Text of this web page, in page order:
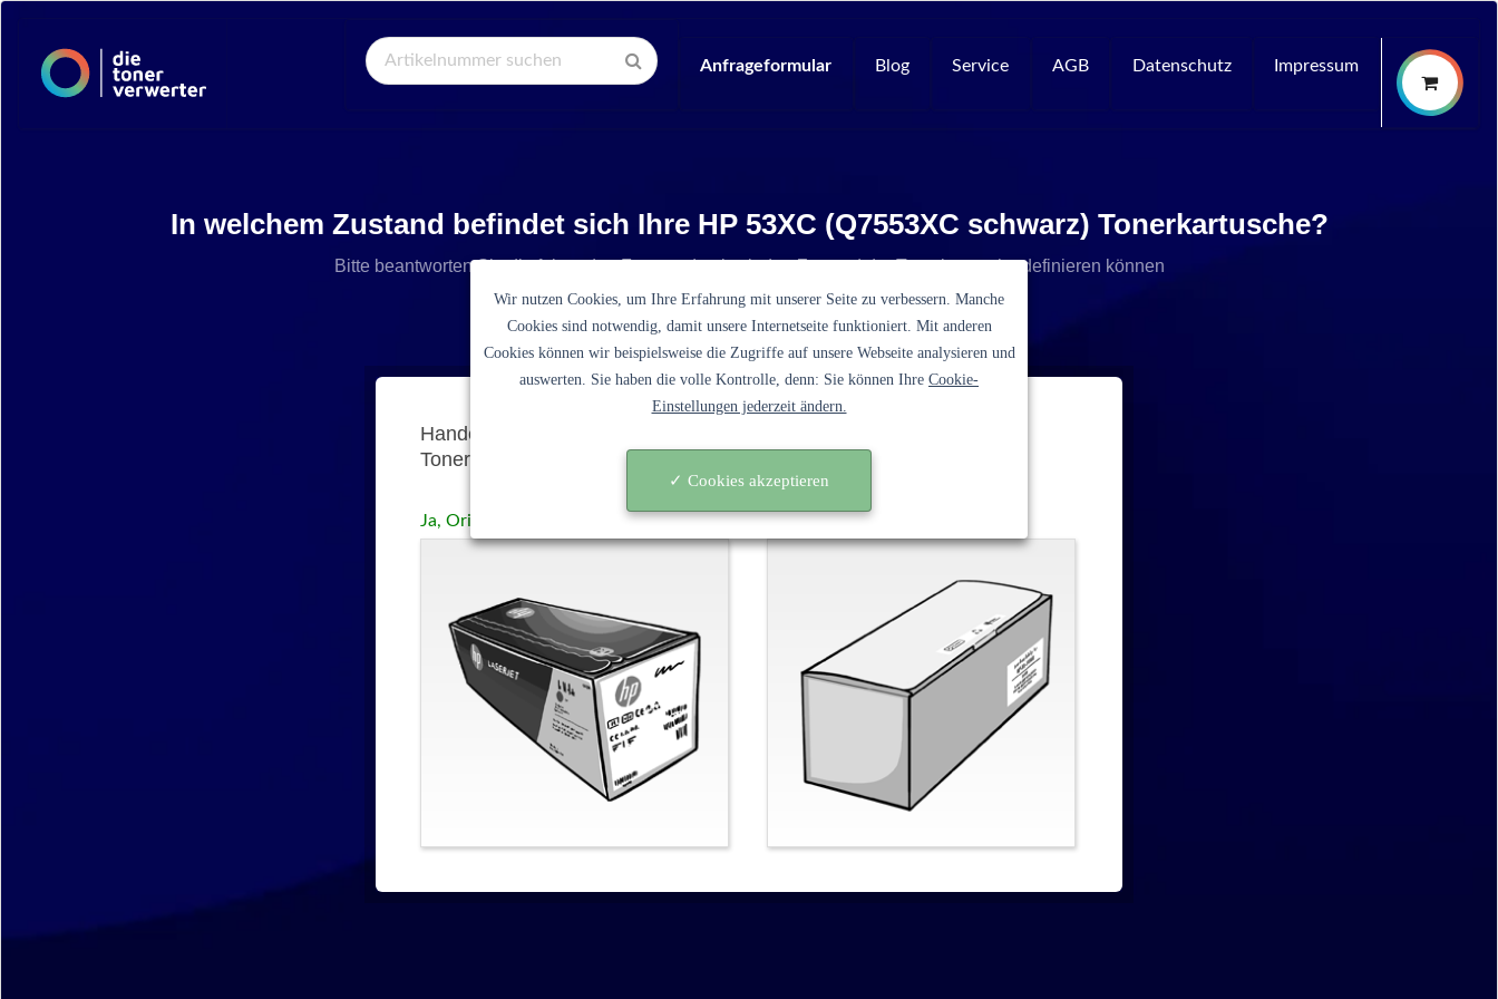
Global Search
Anfrageformular
Blog Service AGB Datenschutz Impressum
In welchem Zustand befindet sich Ihre HP 53XC (Q7553XC schwarz) Tonerkartusche?
Bitte beantworten Sie die folgenden Fragen, damit wir den Zustand der Tonerkartusche definieren können
Handelt es sich bei der 53XC (Q7553XC schwarz) um eine originale
Tonerkartusche des Druckerherstellers HP?
Ja, Original-HP Nein
Wir nutzen Cookies, um Ihre Erfahrung mit unserer Seite zu verbessern. Manche
Cookies sind notwendig, damit unsere Internetseite funktioniert. Mit anderen
Cookies können wir beispielsweise die Zugriffe auf unsere Webseite analysieren und
auswerten. Sie haben die volle Kontrolle, denn: Sie können Ihre Cookie-
Einstellungen jederzeit ändern.
✓ Cookies akzeptieren